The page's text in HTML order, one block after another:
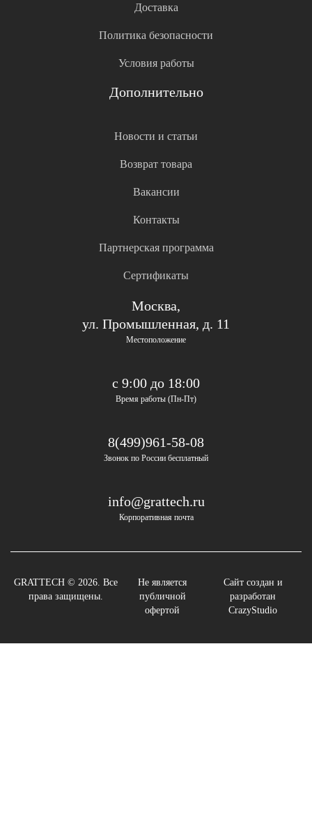
Доставка
Политика безопасности
Условия работы
Дополнительно
Новости и статьи
Возврат товара
Вакансии
Контакты
Партнерская программа
Сертификаты
Москва,
ул. Промышленная, д. 11
Местоположение
с 9:00 до 18:00
Время работы (Пн-Пт)
8(499)961-58-08
Звонок по России бесплатный
info@grattech.ru
Корпоративная почта
GRATTECH © 2026. Все
права защищены.
Не является
публичной
офертой
Сайт создан и
разработан
CrazyStudio